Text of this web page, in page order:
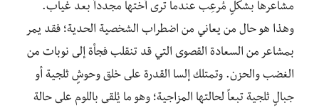
مشاعرها بشكلٍ مُرعِب عندما ترى أختها مجدداً بعد غياب.
وهذا هو حال من يعاني من اضطراب الشخصية الحدية؛ فقد يمر
بمشاعر من السعادة القصوى التي قد تنقلب فجأة إلى نوبات من
الغضب والحزن. وتمتلك إلسا القدرة على خلق وحوشٍ ثلجية أو
جبالٍ ثلجية تبعاً لحالتها المزاجية؛ وهو ما يُلقى باللوم على حالة